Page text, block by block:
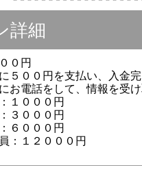
詳細
０円
５００円を支払い、入金
お電話をして、情報を受け
１０００円
３０００円
６０００円
：１２０００円